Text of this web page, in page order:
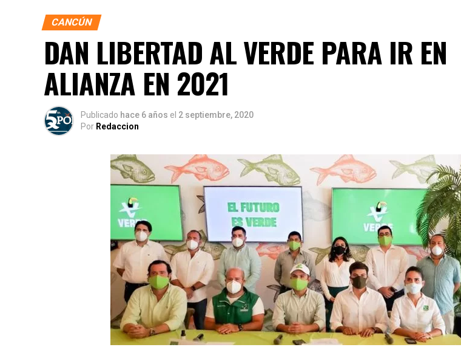
CANCÚN
DAN LIBERTAD AL VERDE PARA IR EN
ALIANZA EN 2021
Publicado hace 6 años el 2 septiembre, 2020
Por Redaccion